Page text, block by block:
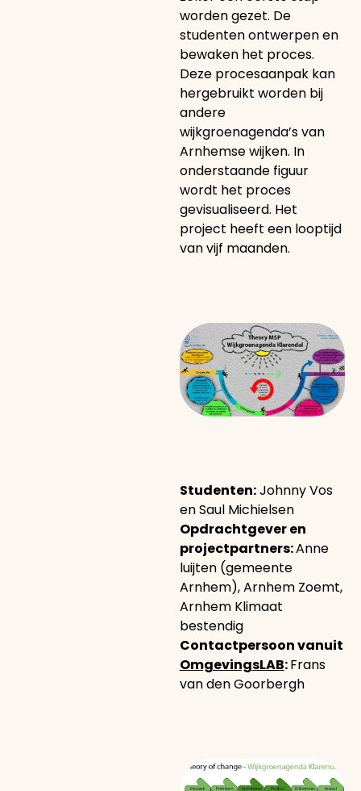
worden gezet. De
studenten ontwerpen en
bewaken het proces.
Deze procesaanpak kan
hergebruikt worden bij
andere
wijkgroenagenda’s van
Arnhemse wijken. In
onderstaande figuur
wordt het proces
gevisualiseerd. Het
project heeft een looptijd
van vijf maanden.
Studenten:Johnny Vos
en Saul Michielsen
Opdrachtgever en
projectpartners:Anne
luijten (gemeente
Arnhem), Arnhem Zoemt,
Arnhem Klimaat
bestendig
Contactpersoon vanuit
OmgevingsLAB:Frans
van den Goorbergh